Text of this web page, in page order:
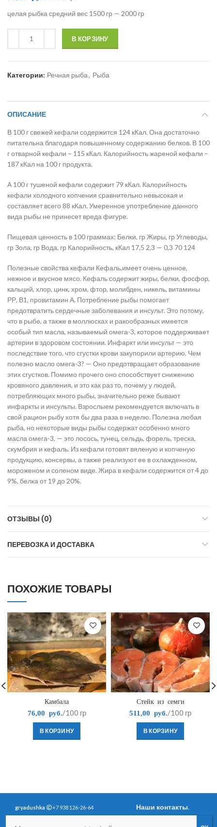
целая рыбка средний вес 1500 гр — 2000 гр
В КОРЗИНУ
Категории: Речная рыба, Рыба
ОПИСАНИЕ
В 100 г свежей кефали содержится 124 кКал. Она достаточно
питательна благодаря повышенному содержанию белков. В 100
г отварной кефали – 115 кКал. Калорийность жареной кефали –
187 кКал на 100 г продукта.
А 100 г тушеной кефали содержит 79 кКал. Калорийность
кефали холодного копчения сравнительно невысокая и
составляет всего 88 кКал. Умеренное употребление данного
вида рыбы не принесет вреда фигуре.
Пищевая ценность в 100 граммах: Белки, гр Жиры, гр Углеводы,
гр Зола, гр Вода, гр Калорийность, кКал 17,5 2,3 — 0,3 70 124
Полезные свойства кефали Кефаль,имеет очень ценное,
нежное и вкусное мясо. Кефаль содержит жиры, белки, фосфор,
кальций, хлор, цинк, хром, фтор, молибден, никель, витамины
РР, В1, провитамин А. Потребление рыбы помогает
предотвратить сердечные заболевания и инсульт. Это потому,
что в рыбе, а также в моллюсках и ракообразных имеется
особый тип масла, называемый омега-3, которое поддерживает
артерии в здоровом состоянии. Инфаркт или инсульт — это
последствие того, что сгустки крови закупорили артерию. Чем
полезно масло омега-3? — Оно предотвращает образование
этих сгустков. Помимо прочего оно способствует снижению
кровяного давления, и это как раз то, почему у людей,
потребляющих много рыбы, значительно реже бывают
инфаркты и инсульты. Взрослыем рекомендуется включать в
свой рацион рыбу хотя бы два раза в неделю. Полезна любая
рыба, но некоторые виды рыбы содержат особенно много
масла омега-3, — это лосось, тунец, сельдь, форель, треска,
скумбрия и кефаль. Из кефали готовят вяленую и копченую
продукцию, консервы, а также реализуют ее в охлажденном,
мороженом и соленом виде. Жира в кефали содержится от 4 до
9%, белка от 19 до 20%.
ОТЗЫВЫ (0)
ПЕРЕВОЗКА И ДОСТАВКА
ПОХОЖИЕ ТОВАРЫ
Камбала
76,00 руб. /100 гр
В КОРЗИНУ
Стейк из семги
511,00 руб. /100 гр
В КОРЗИНУ
gryadushka +7 938 126-26-64 Наши контакты.